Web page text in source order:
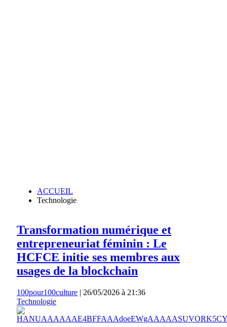
ACCUEIL
Technologie
Transformation numérique et
entrepreneuriat féminin : Le
HCFCE initie ses membres aux
usages de la blockchain
100pour100culture | 26/05/2026 à 21:36
Technologie